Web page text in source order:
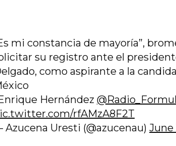
mi constancia de mayoría”,
su registro ante el
como aspirante a la
Hernández
rfAMzA8F2T
Azucena Uresti (@azucenau)June